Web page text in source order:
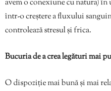
avem o conexiune cu natura) în
într-o creștere a fluxului
controlează stresul și frica.
Bucuria de a crea legături mai
O dispoziție mai bună și mai